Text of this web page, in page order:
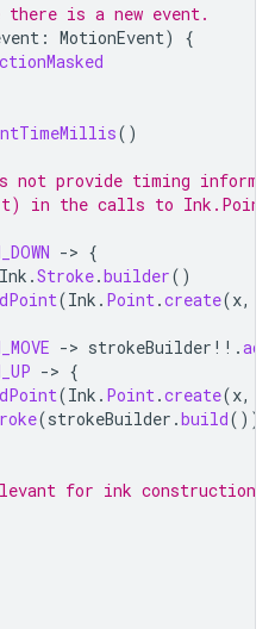
is a new event.
: MotionEvent)
{
()
not provide timing
in the calls to
-> {
Ink .Stroke.builder()
(Ink . Point.create(x,
-> strokeBuilder !! .
-> {
(Ink . Point.create(x,
(strokeBuilder .build())
for ink construction